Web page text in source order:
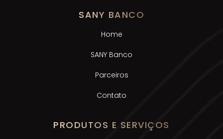
SANY BANCO
Home
SANY Banco
Parceiros
Contato
PRODUTOS E SERVIÇOS